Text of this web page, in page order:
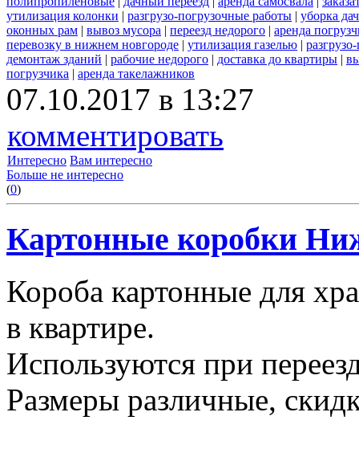
утилизация колонки | разгрузо-погрузочные работы | уборка
оконных рам | вывоз мусора | переезд недорого | аренда
перевозку в нижнем новгороде | утилизация газелью |
демонтаж зданий | рабочие недорого | доставка до квартиры |
погрузчика | аренда такелажников
07.10.2017 в 13:27
комментировать
Интересно Вам интересно
Больше не интересно
(0)
Картонные коробки
Короба картонные для
в квартире.
Используются при
Размеры различные,